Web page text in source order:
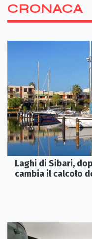
CRONACA
Laghi di Sibari,
cambia il calcolo